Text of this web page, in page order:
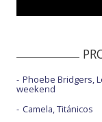
Phoebe Bridgers,
weekend
Camela, Titánicos